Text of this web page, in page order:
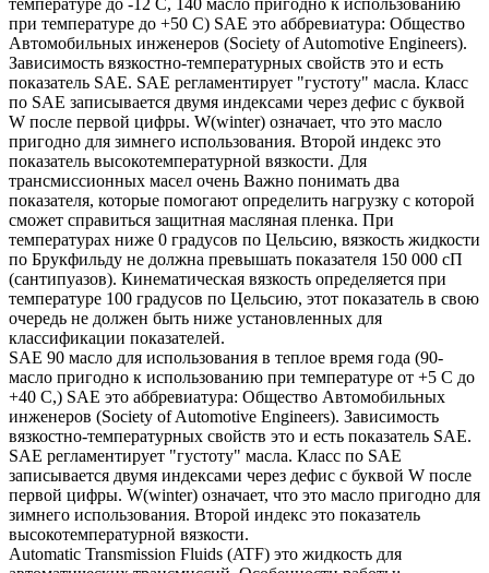
температуре до -12 С, 140 масло пригодно к использованию
при температуре до +50 С) SAE это аббревиатура: Общество
Автомобильных инженеров (Society of Automotive Engineers).
Зависимость вязкостно-температурных свойств это и есть
показатель SAE. SAE регламентирует "густоту" масла. Класс
по SAE записывается двумя индексами через дефис с буквой
W после первой цифры. W(winter) означает, что это масло
пригодно для зимнего использования. Второй индекс это
показатель высокотемпературной вязкости. Для
трансмиссионных масел очень Важно понимать два
показателя, которые помогают определить нагрузку с которой
сможет справиться защитная масляная пленка. При
температурах ниже 0 градусов по Цельсию, вязкость жидкости
по Брукфильду не должна превышать показателя 150 000 сП
(сантипуазов). Кинематическая вязкость определяется при
температуре 100 градусов по Цельсию, этот показатель в свою
очередь не должен быть ниже установленных для
классификации показателей.
SAE 90 масло для использования в теплое время года (90-
масло пригодно к использованию при температуре от +5 С до
+40 С,) SAE это аббревиатура: Общество Автомобильных
инженеров (Society of Automotive Engineers). Зависимость
вязкостно-температурных свойств это и есть показатель SAE.
SAE регламентирует "густоту" масла. Класс по SAE
записывается двумя индексами через дефис с буквой W после
первой цифры. W(winter) означает, что это масло пригодно для
зимнего использования. Второй индекс это показатель
высокотемпературной вязкости.
Automatic Transmission Fluids (ATF) это жидкость для